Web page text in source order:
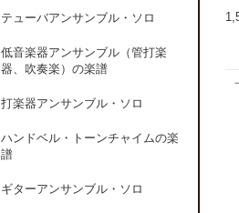
テューバアンサンブル・ソロ
低音楽器アンサンブル（管打楽
器、吹奏楽）の楽譜
打楽器アンサンブル・ソロ
ハンドベル・トーンチャイムの楽
譜
ギターアンサンブル・ソロ